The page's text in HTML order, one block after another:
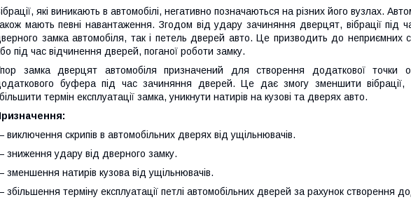
які виникають в автомобілі, негативно позначаються на різних його вузлах.
мають певні навантаження. Згодом від удару зачиняння дверцят, вібрації під
замка автомобіля, так і петель дверей авто. Це призводить до неприємних
під час відчинення дверей, поганої роботи замку.
замка дверцят автомобіля призначений для створення додаткової точки
буфера під час зачиняння дверей. Це дає змогу зменшити вібрації,
термін експлуатації замка, уникнути натирів на кузові та дверях авто.
виключення скрипів в автомобільних дверях від ущільнювачів.
зниження удару від дверного замку.
зменшення натирів кузова від ущільнювачів.
збільшення терміну експлуатації петлі автомобільних дверей за рахунок створення